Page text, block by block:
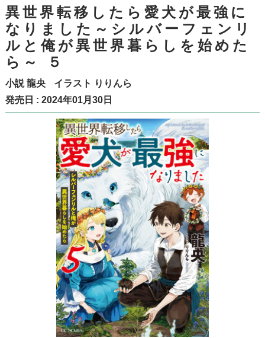
異世界転移したら愛犬が最強に
なりました～シルバーフェンリ
ルと俺が異世界暮らしを始めた
ら～ ５
小説龍央 イラスト りりんら
発売日 : 2024年01月30日